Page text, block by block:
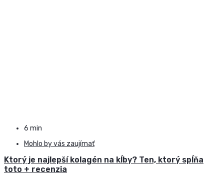
6 min
Mohlo by vás zaujímať
Ktorý je najlepší kolagén na kĺby? Ten, ktorý spĺňa
toto + recenzia